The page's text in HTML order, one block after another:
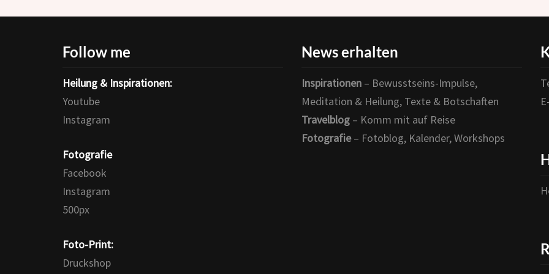
Follow me
Heilung & Inspirationen:
Youtube
Instagram
Fotografie
Facebook
Instagram
500px
Foto-Print:
Druckshop
News erhalten
Inspirationen – Bewusstseins-Impulse,
Meditation & Heilung, Texte & Botschaften
Travelblog – Komm mit auf Reise
Fotografie– Fotoblog, Kalender, Workshops